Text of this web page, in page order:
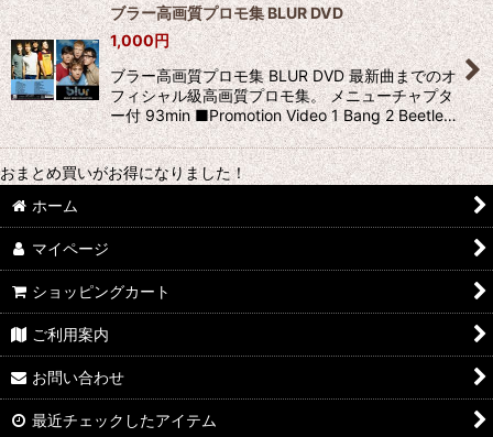
ブラー高画質プロモ集 BLUR DVD
1,000円
ブラー高画質プロモ集 BLUR DVD 最新曲までのオ
フィシャル級高画質プロモ集。 メニューチャプタ
ー付 93min ■Promotion Video 1 Bang 2 Beetle…
おまとめ買いがお得になりました！
ホーム
マイページ
ショッピングカート
ご利用案内
お問い合わせ
最近チェックしたアイテム